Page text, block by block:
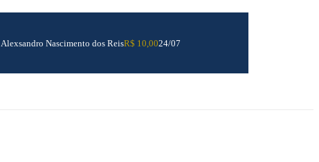
Alexsandro Nascimento dos ReisR$ 10,0024/07